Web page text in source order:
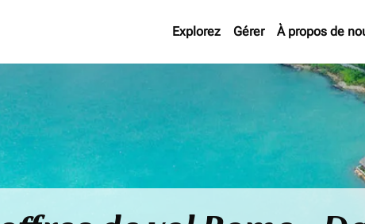
Explorez Gérer À propos de